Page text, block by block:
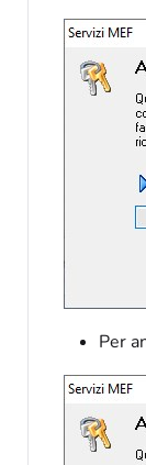
Per